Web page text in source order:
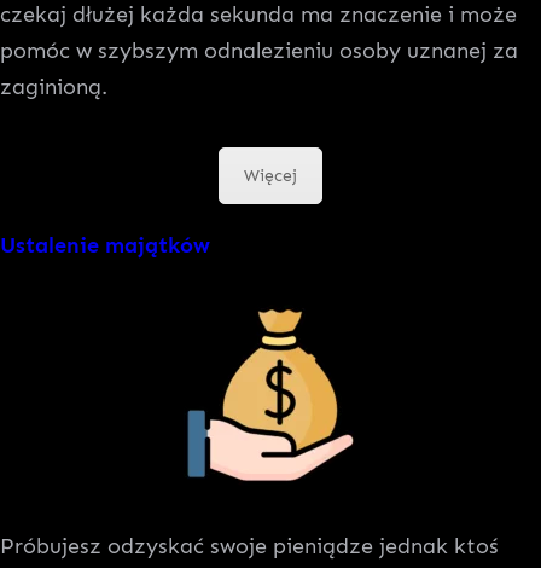
czekaj dłużej każda sekunda ma znaczenie i może
pomóc w szybszym odnalezieniu osoby uznanej za
zaginioną.
Więcej
Ustalenie majątków
Próbujesz odzyskać swoje pieniądze jednak ktoś